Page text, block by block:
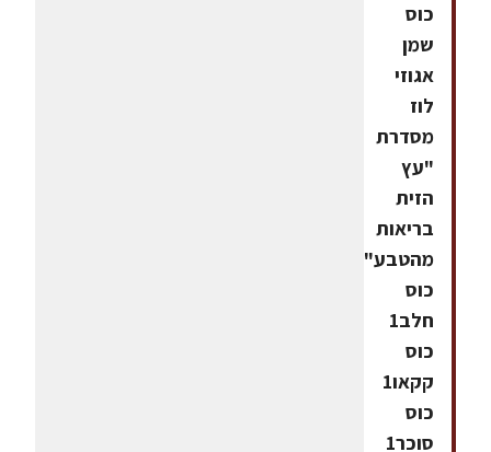
כוס
שמן
אגוזי
לוז
מסדרת
"עץ
הזית
בריאות
כוס
חלב1
כוס
קקאו1
כוס
סוכר1